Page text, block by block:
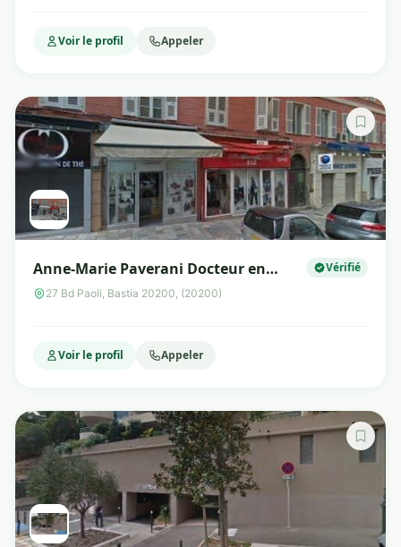
Voir le profil Appeler
Anne-Marie Paverani Docteur en
Pharmacie Micronutritionniste
Vérifié
27 Bd Paoli, Bastia 20200, (20200)
Voir le profil Appeler